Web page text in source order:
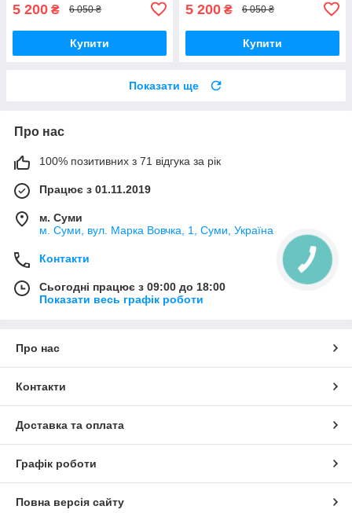
5 200 ₴ 6 050 ₴
Купити
5 200 ₴ 6 050 ₴
Купити
Показати ще
Про нас
100% позитивних з 71 відгука за рік
Працює з 01.11.2019
м. Суми
м. Суми, вул. Марка Вовчка, 1, Суми, Україна
Контакти
Сьогодні працює з 09:00 до 18:00
Показати весь графік роботи
Про нас
Контакти
Доставка та оплата
Графік роботи
Повна версія сайту